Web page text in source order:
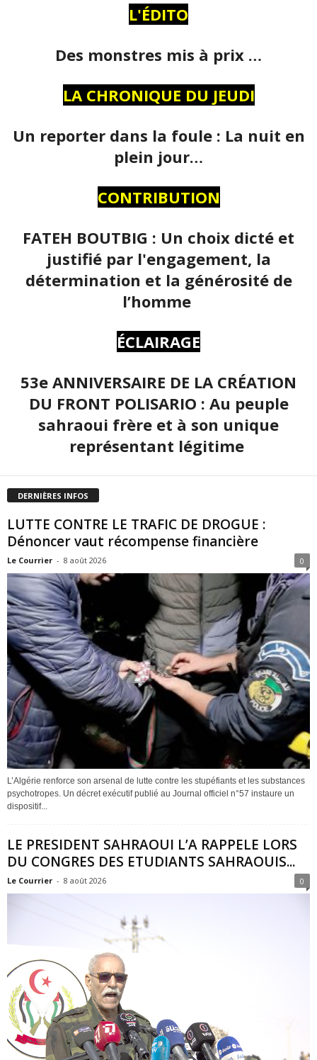
L'ÉDITO
Des monstres mis à prix …
LA CHRONIQUE DU JEUDI
Un reporter dans la foule : La nuit en
plein jour…
CONTRIBUTION
FATEH BOUTBIG : Un choix dicté et
justifié par l'engagement, la
détermination et la générosité de
l’homme
ÉCLAIRAGE
53e ANNIVERSAIRE DE LA CRÉATION
DU FRONT POLISARIO : Au peuple
sahraoui frère et à son unique
représentant légitime
DERNIÈRES INFOS
LUTTE CONTRE LE TRAFIC DE DROGUE :
Dénoncer vaut récompense financière
Le Courrier - 8 août 2026 0
L’Algérie renforce son arsenal de lutte contre les stupéfiants et les substances
psychotropes. Un décret exécutif publié au Journal officiel n°57 instaure un
dispositif...
LE PRESIDENT SAHRAOUI L’A RAPPELE LORS
DU CONGRES DES ETUDIANTS SAHRAOUIS...
Le Courrier - 8 août 2026 0